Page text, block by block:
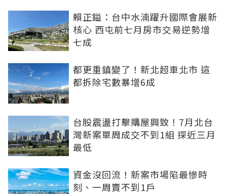
賴正鎰：台中水湳躍升國際會展新
核心 西屯前七月房市交易逆勢增
七成
都更重鎮變了！新北超車北市 這
都拆除宅數暴增6成
台股震盪打擊購屋興致！7月北台
灣新案單周成交不到1組 探近三月
最低
資金沒回流！新案市場陷最慘時
刻、一周賣不到1戶